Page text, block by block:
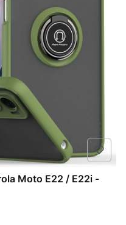
Moto E22 / E22i -